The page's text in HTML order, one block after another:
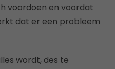
voordoen en voordat
dat er een probleem
wordt, des te